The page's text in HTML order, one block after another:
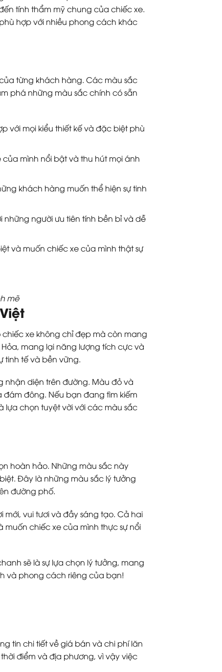
tính thẩm mỹ chung của chiếc xe.
hợp với nhiều phong cách khác
từng khách hàng. Các màu sắc
phá những màu sắc chính có sẵn
với mọi kiểu thiết kế và đặc biệt phù
mình nổi bật và thu hút mọi ánh
khách hàng muốn thể hiện sự tinh
người ưu tiên tính bền bỉ và dễ
và muốn chiếc xe của mình thật sự
mẽ
xe không chỉ đẹp mà còn mang
mang lại năng lượng tích cực và
tinh tế và bền vững.
nhận diện trên đường. Màu đỏ và
đông. Nếu bạn đang tìm kiếm
lựa chọn tuyệt vời với các màu sắc
hoàn hảo. Những màu sắc này
Đây là những màu sắc lý tưởng
đường phố.
vui tươi và đầy sáng tạo. Cả hai
chiếc xe của mình thực sự nổi
sẽ là sự lựa chọn lý tưởng, mang
và phong cách riêng của bạn!
tin chi tiết về giá bán và chi phí lăn
điểm và địa phương, vì vậy việc